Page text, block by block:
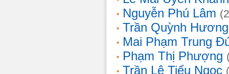
Nguyễn Phú Lâm
Trần Quỳnh Hương
Mai Phạm Trung
Phạm Thị Phượng
Trần Lê Tiểu Ngọc